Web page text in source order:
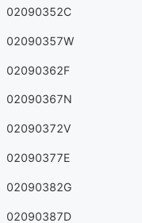
02090352C
02090357W
02090362F
02090367N
02090372V
02090377E
02090382G
02090387D